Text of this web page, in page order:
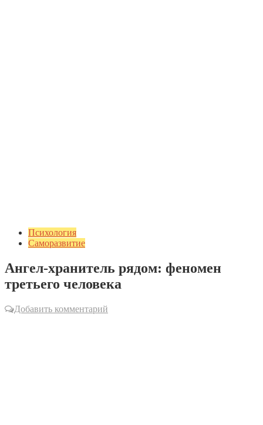
Психология
Саморазвитие
Ангел-хранитель рядом: феномен
третьего человека
Добавить комментарий